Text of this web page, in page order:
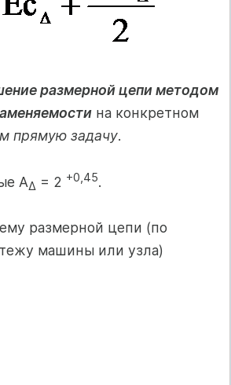
размерной цепи методом
на конкретном
прямую задачу.
A∆ = 2 +0,45.
размерной цепи (по
машины или узла)